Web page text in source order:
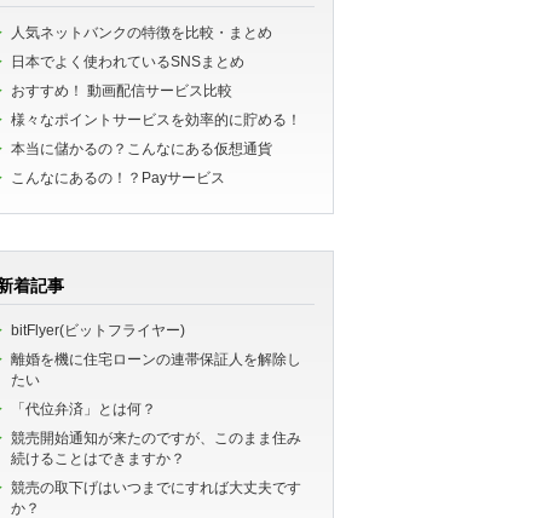
人気ネットバンクの特徴を比較・まとめ
日本でよく使われているSNSまとめ
おすすめ！ 動画配信サービス比較
様々なポイントサービスを効率的に貯める！
本当に儲かるの？こんなにある仮想通貨
こんなにあるの！？Payサービス
着記事
bitFlyer(ビットフライヤー)
離婚を機に住宅ローンの連帯保証人を解除し
たい
「代位弁済」とは何？
競売開始通知が来たのですが、このまま住み
続けることはできますか？
競売の取下げはいつまでにすれば大丈夫です
か？